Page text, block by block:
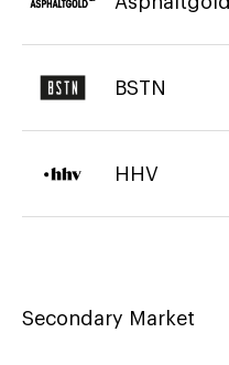
BSTN
HHV
Secondary Market